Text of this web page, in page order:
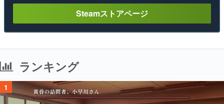
Steamストアページ
ランキング
1